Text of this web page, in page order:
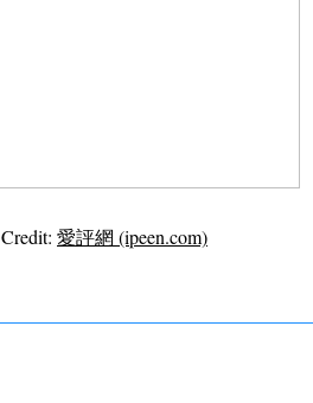
Credit: 愛評網 (ipeen.com)